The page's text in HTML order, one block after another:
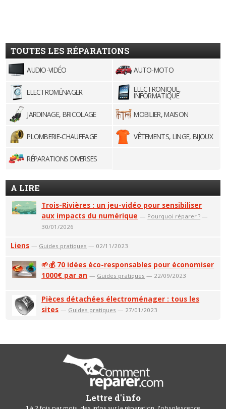
TOUTES LES RÉPARATIONS
AUDIO-VIDÉO AUTO-MOTO
ELECTROMÉNAGER ELECTRONIQUE,
INFORMATIQUE
JARDINAGE, BRICOLAGE
MOBILIER, MAISON
PLOMBERIE-CHAUFFAGE VÊTEMENTS, LINGE, BIJOUX
RÉPARATIONS DIVERSES
A LIRE
Trois-Rivières : un jeu-vidéo pour sensibiliser
aux impacts du numérique — Pourquoi réparer ? —
30/01/2026
Liens — Guides pratiques — 02/11/2023
🌱💰 70 idées éco-responsables pour économiser
1000€ par an — Guides pratiques — 22/09/2023
Pièces détachées électroménager : tous les
sites — Guides pratiques — 27/01/2023
Lettre d'info